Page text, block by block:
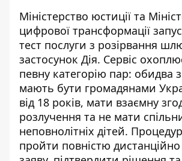
Міністерство юстиції та
цифрової трансформації
тест послуги з розірвання
застосунок Дія. Сервіс
певну категорію пар: обидва
мають бути громадянами
від 18 років, мати взаємну
розлучення та не мати
неповнолітніх дітей.
пройти повністю